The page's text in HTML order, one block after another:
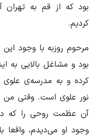
بود كه از قم به
كردیم.
مرحوم روزبه با وجود
بود و مشاغل بالایی به
كرده و به مدرسه‌ی علوی
نور علوی است. وقتی من
آن عظمت روحی‌ را كه
وجود او می‌دیدم، واقعا